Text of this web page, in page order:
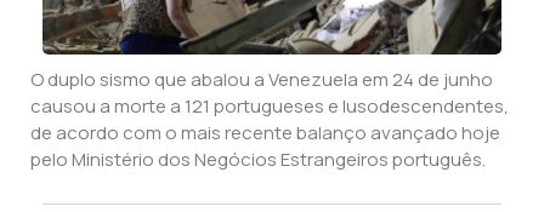
O duplo sismo que abalou a Venezuela em 24 de junho
causou a morte a 121 portugueses e lusodescendentes,
de acordo com o mais recente balanço avançado hoje
pelo Ministério dos Negócios Estrangeiros português.